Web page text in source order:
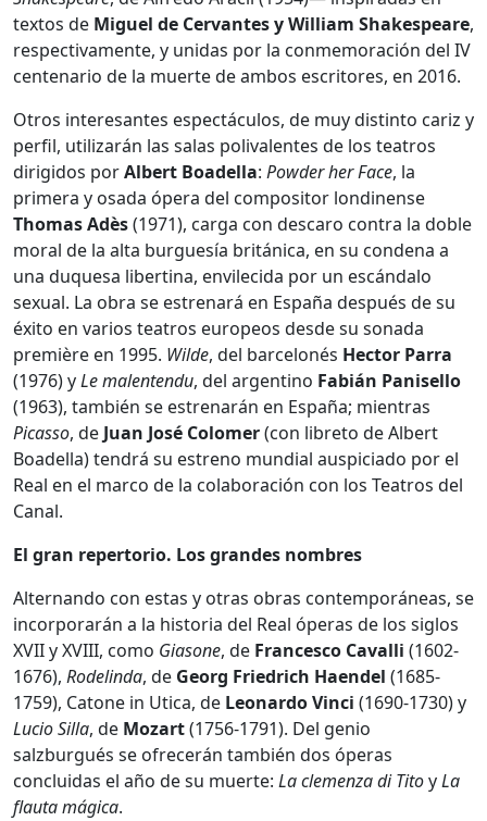
textos de Miguel de Cervantes y William Shakespeare,
respectivamente, y unidas por la conmemoración del IV
centenario de la muerte de ambos escritores, en 2016.
Otros interesantes espectáculos, de muy distinto cariz y
perfil, utilizarán las salas polivalentes de los teatros
dirigidos porAlbert Boadella: Powder her Face, la
primera y osada ópera del compositor londinense
Thomas Adès(1971), carga con descaro contra la doble
moral de la alta burguesía británica, en su condena a
una duquesa libertina, envilecida por un escándalo
sexual. La obra se estrenará en España después de su
éxito en varios teatros europeos desde su sonada
première en 1995. Wilde, del barcelonés Hector Parra
(1976) yLe malentendu, del argentino Fabián Panisello
(1963), también se estrenarán en España; mientras
Picasso, de Juan José Colomer(con libreto de Albert
Boadella) tendrá su estreno mundial auspiciado por el
Real en el marco de la colaboración con los Teatros del
Canal.
El gran repertorio. Los grandes nombres
Alternando con estas y otras obras contemporáneas, se
incorporarán a la historia del Real óperas de los siglos
XVII y XVIII, como Giasone, de Francesco Cavalli (1602-
1676), Rodelinda, de Georg Friedrich Haendel (1685-
1759), Catone in Utica, de Leonardo Vinci (1690-1730) y
Lucio Silla, de Mozart(1756-1791). Del genio
salzburgués se ofrecerán también dos óperas
concluidas el año de su muerte: La clemenza di TitoyLa
flauta mágica.